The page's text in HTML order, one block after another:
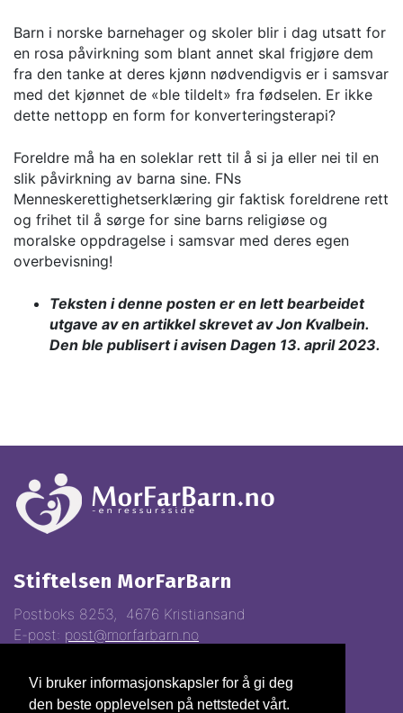
Vi bruker informasjonskapsler for å gi deg
den beste opplevelsen på nettstedet vårt.
Barn i norske barnehager og skoler blir i dag utsatt for
en rosa påvirkning som blant annet skal frigjøre dem
fra den tanke at deres kjønn nødvendigvis er i samsvar
med det kjønnet de «ble tildelt» fra fødselen. Er ikke
dette nettopp en form for konverteringsterapi?
Foreldre må ha en soleklar rett til å si ja eller nei til en
slik påvirkning av barna sine. FNs
Menneskerettighetserklæring gir faktisk foreldrene rett
og frihet til å sørge for sine barns religiøse og
moralske oppdragelse i samsvar med deres egen
overbevisning!
Teksten i denne posten er en lett bearbeidet
utgave av en artikkel skrevet av Jon Kvalbein.
Den ble publisert i avisen Dagen 13. april 2023.
Stiftelsen MorFarBarn
Postboks 8253, 4676 Kristiansand
E-post: post@morfarbarn.no
Vipps:81368